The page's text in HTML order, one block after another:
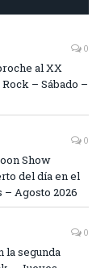
0
al XX
– Sábado –
0
Show
del día en el
Agosto 2026
0
la segunda